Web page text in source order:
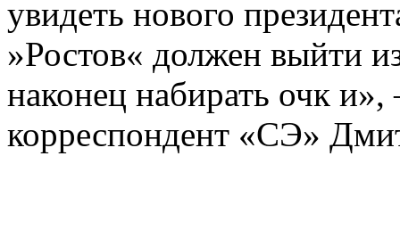
увидеть нового
»Ростов« должен выйти
наконец набирать очк
корреспондент «СЭ»